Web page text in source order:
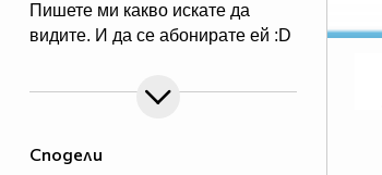
Сподели
Пишете ми какво искате да
видите. И да се абонирате ей :D